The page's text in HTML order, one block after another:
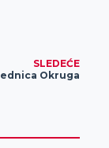
SLEDEĆE
Okruga